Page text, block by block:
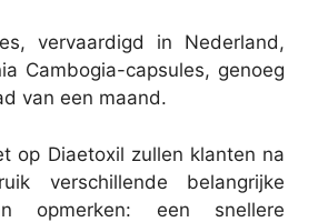
vervaardigd in Nederland,
Cambogia-capsules, genoeg
van een maand.
op Diaetoxil zullen klanten na
verschillende belangrijke
opmerken: een snellere